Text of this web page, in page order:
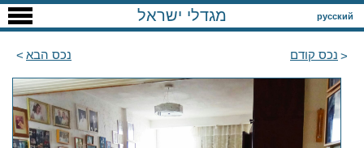
русский מגדלי ישראל
נכס קודם נכס הבא